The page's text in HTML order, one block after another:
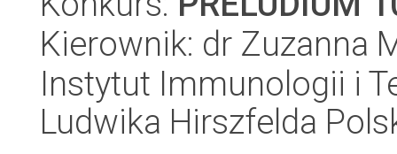
Kierownik: dr Zuzanna
Instytut Immunologii i
Ludwika Hirszfelda